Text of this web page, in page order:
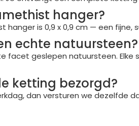
hanger?
hanger is 0,9 x 0,9 cm — een fijne,
echte natuursteen?
facet geslepen natuursteen.
ketting bezorgd?
dan versturen we dezelfde